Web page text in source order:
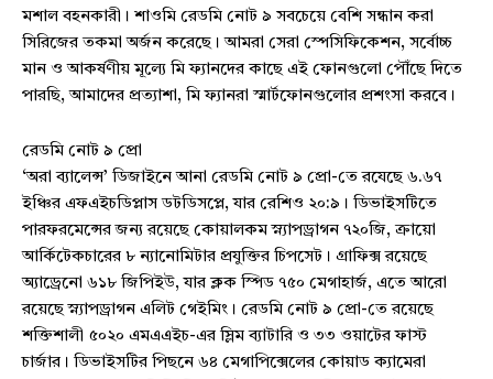
মশাল বহনকারী। শাওমি রেডমি নোট ৯ সবচেয়ে বেশি সন্ধান করা
সিরিজের তকমা অর্জন করেছে। আমরা সেরা স্পেসিফিকেশন, সর্বোচ্চ
মান ও আকর্ষণীয় মূল্যে মি ফ্যানদের কাছে এই ফোনগুলো পৌঁছে দিতে
পারছি, আমাদের প্রত্যাশা, মি ফ্যানরা স্মার্টফোনগুলোর প্রশংসা করবে।
রেডমি নোট ৯ প্রো
‘অরা ব্যালেন্স’ ডিজাইনে আনা রেডমি নোট ৯ প্রো-তে রযেছে ৬.৬৭
ইঞ্চির এফএইচডিপ্লাস ডটডিসপ্লে, যার রেশিও ২০:৯। ডিভাইসটিতে
পারফরমেন্সের জন্য রয়েছে কোয়ালকম স্ন্যাপড্রাগন ৭২০জি, ক্রায়ো
আর্কিটেকচারের ৮ ন্যানোমিটার প্রযুক্তির চিপসেট। গ্রাফিক্স রয়েছে
অ্যাড্রেনো ৬১৮ জিপিইউ, যার ক্লক স্পিড ৭৫০ মেগাহার্জ, এতে আরো
রয়েছে স্ন্যাপড্রাগন এলিট গেইমিং। রেডমি নোট ৯ প্রো-তে রয়েছে
শক্তিশালী ৫০২০ এমএএইচ-এর স্লিম ব্যাটারি ও ৩৩ ওয়াটের ফাস্ট
চার্জার। ডিভাইসটির পিছনে ৬৪ মেগাপিক্সেলের কোয়াড ক্যামেরা